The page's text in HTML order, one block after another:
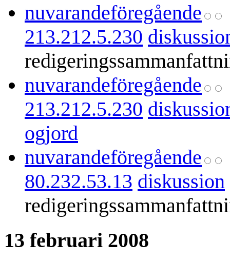
nuvarandeföregående
213.212.5.230
nuvarandeföregående
213.212.5.230
ogjord
nuvarandeföregående
80.232.53.13 diskussion
13 februari 2008